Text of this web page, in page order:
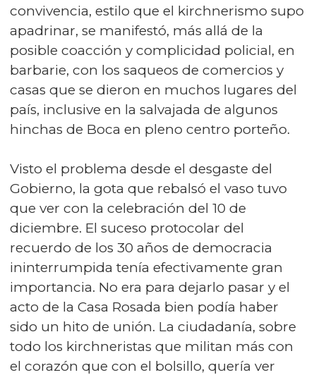
convivencia, estilo que el kirchnerismo supo
apadrinar, se manifestó, más allá de la
posible coacción y complicidad policial, en
barbarie, con los saqueos de comercios y
casas que se dieron en muchos lugares del
país, inclusive en la salvajada de algunos
hinchas de Boca en pleno centro porteño.
Visto el problema desde el desgaste del
Gobierno, la gota que rebalsó el vaso tuvo
que ver con la celebración del 10 de
diciembre. El suceso protocolar del
recuerdo de los 30 años de democracia
ininterrumpida tenía efectivamente gran
importancia. No era para dejarlo pasar y el
acto de la Casa Rosada bien podía haber
sido un hito de unión. La ciudadanía, sobre
todo los kirchneristas que militan más con
el corazón que con el bolsillo, quería ver